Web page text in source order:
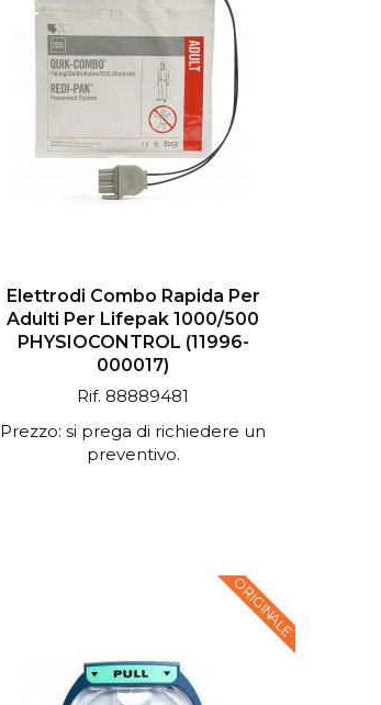
Elettrodi Combo Rapida Per
Adulti Per Lifepak 1000/500
PHYSIOCONTROL (11996-
000017)
Rif. 88889481
Prezzo: si prega di richiedere un
preventivo.
ORIGINALE